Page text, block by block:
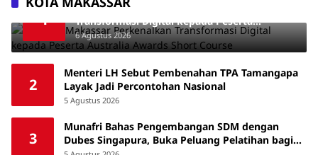
1
Kominfo Makassar Perkenalkan
Transformasi Digital kepada Peserta
Australia Awards Short Course
6 Agustus 2026
2
Menteri LH Sebut Pembenahan TPA Tamangapa
Layak Jadi Percontohan Nasional
5 Agustus 2026
3
Munafri Bahas Pengembangan SDM dengan
Dubes Singapura, Buka Peluang Pelatihan bagi